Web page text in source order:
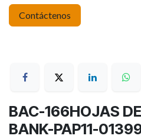
Contáctenos
BAC-166HOJAS
BANK-PAP11-